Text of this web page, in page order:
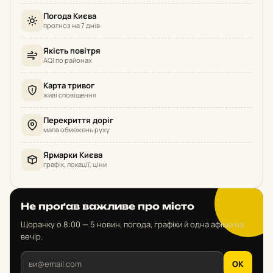
Погода Києва
прогноз на 7 днів
Якість повітря
AQI по районах
Карта тривог
живі сповіщення
Перекриття доріг
мапа обмежень руху
Ярмарки Києва
графік, локації, ціни
Не проґав важливе про місто
Щоранку о 8:00 — 5 новин, погода, графіки й одна афіша на
вечір.
OK